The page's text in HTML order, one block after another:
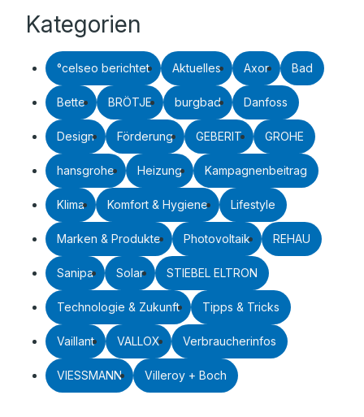
Kategorien
°celseo berichtet Aktuelles Axor Bad
Bette BRÖTJE burgbad Danfoss
Design Förderung GEBERIT GROHE
hansgrohe Heizung Kampagnenbeitrag
Klima Komfort & Hygiene Lifestyle
Marken & Produkte Photovoltaik REHAU
Sanipa Solar STIEBEL ELTRON
Technologie & Zukunft Tipps & Tricks
Vaillant VALLOX Verbraucherinfos
VIESSMANN Villeroy + Boch